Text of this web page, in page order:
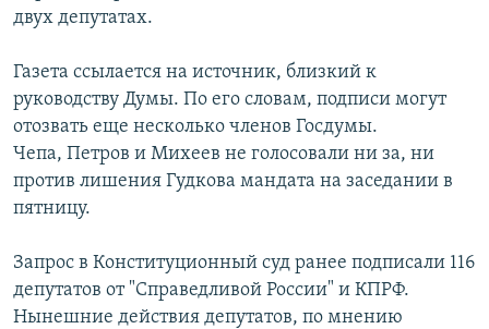
Все сайты РСЕ/РС
двух депутатах.
Газета ссылается на источник, близкий к
руководству Думы. По его словам, подписи могут
отозвать еще несколько членов Госдумы.
Чепа, Петров и Михеев не голосовали ни за, ни
против лишения Гудкова мандата на заседании в
пятницу.
Запрос в Конституционный суд ранее подписали 116
депутатов от "Справедливой России" и КПРФ.
Нынешние действия депутатов, по мнению